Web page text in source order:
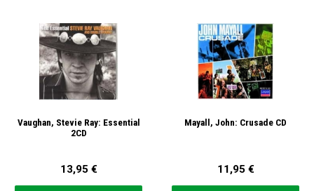
Vaughan, Stevie Ray: Essential
2CD
13,95 €
Mayall, John: Crusade CD
11,95 €